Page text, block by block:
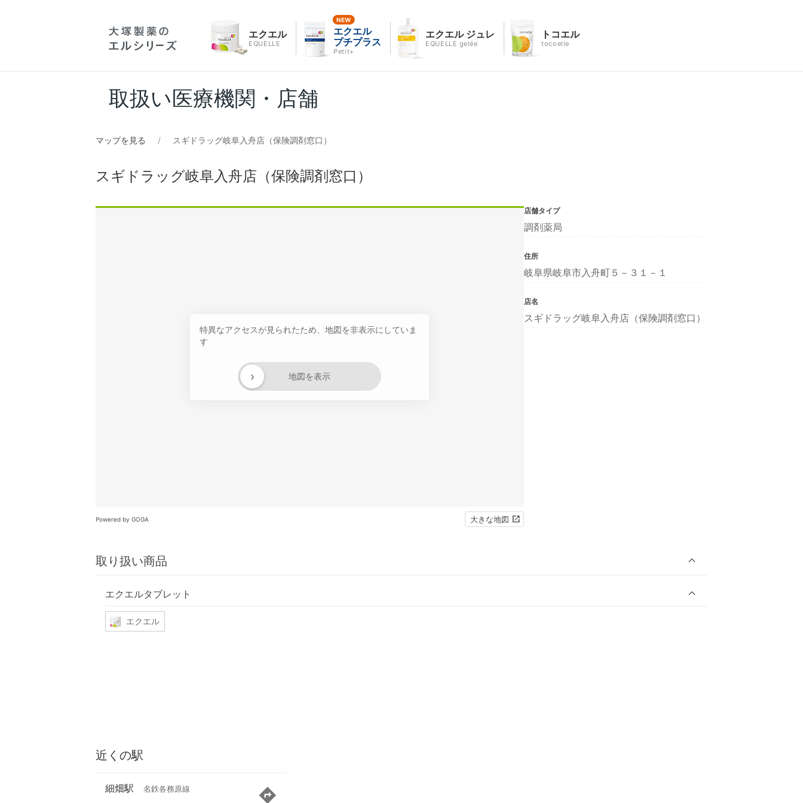
エクエル
EQUELLE
エクエル
プチプラス
Petit+
エクエル ジュレ
EQUELLE gelée
トコエル
tocoelle
取扱い医療機関・店舗
マップを見る スギドラッグ岐阜入舟店（保険調剤窓口）
スギドラッグ岐阜入舟店（保険調剤窓口）
特異なアクセスが見られたため、地図を非表示にしていま
す
地図を表示
›
Powered by GOGA 大きな地図
取り扱い商品
エクエルタブレット
エクエル
店舗タイプ
調剤薬局
住所
岐阜県岐阜市入舟町５－３１－１
店名
スギドラッグ岐阜入舟店（保険調剤窓口）
近くの駅
細畑駅 名鉄各務原線